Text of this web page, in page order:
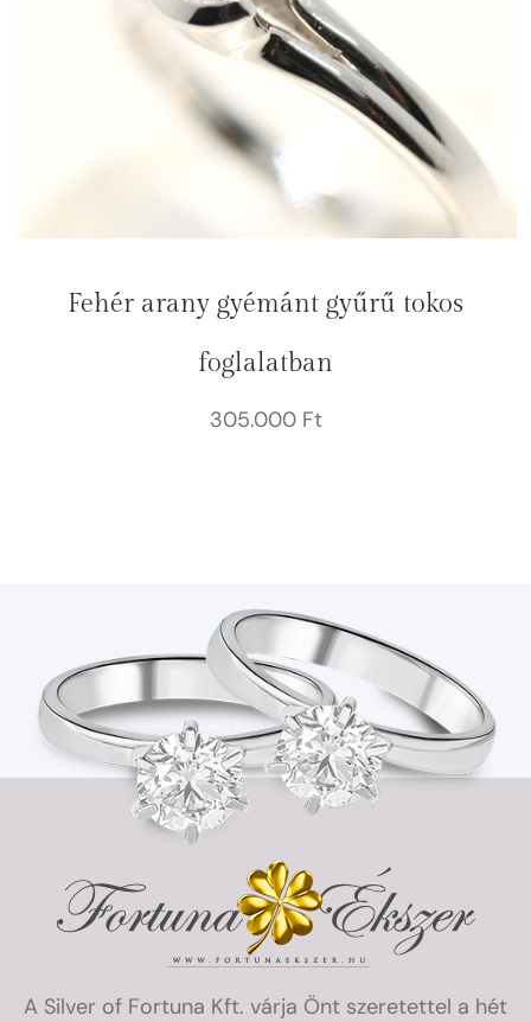
Fehér arany gyémánt gyűrű tokos
foglalatban
305.000 Ft
A Silver of Fortuna Kft. várja Önt szeretettel a hét